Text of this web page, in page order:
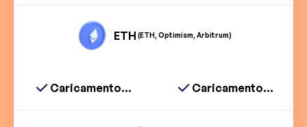
ETH (ETH, Optimism, Arbitrum)
Caricamento... Caricamento...